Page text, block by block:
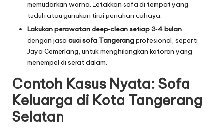
memudarkan warna. Letakkan sofa di tempat yang
teduh atau gunakan tirai penahan cahaya.
Lakukan perawatan deep‑clean setiap 3‑4 bulan
dengan jasa cuci sofa Tangerangprofesional, seperti
Jaya Cemerlang, untuk menghilangkan kotoran yang
menempel di serat dalam.
Contoh Kasus Nyata: Sofa
Keluarga di Kota Tangerang
Selatan